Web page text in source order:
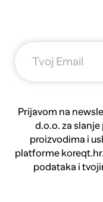
Prijavom na
d.o.o. za
proizvodima i
platforme
podataka i